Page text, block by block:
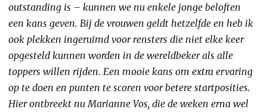
outstanding is – kunnen we nu enkele jonge beloften
een kans geven. Bij de vrouwen geldt hetzelfde en heb ik
ook plekken ingeruimd voor rensters die niet elke keer
opgesteld kunnen worden in de wereldbeker als alle
toppers willen rijden. Een mooie kans om extra ervaring
op te doen en punten te scoren voor betere startposities.
Hier ontbreekt nu Marianne Vos, die de weken erna wel